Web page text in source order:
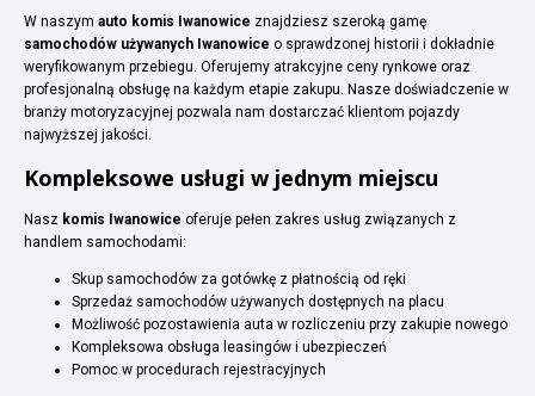
W naszym auto komis Iwanowice znajdziesz szeroką gamę
samochodów używanych Iwanowice o sprawdzonej historii i dokładnie
weryfikowanym przebiegu. Oferujemy atrakcyjne ceny rynkowe oraz
profesjonalną obsługę na każdym etapie zakupu. Nasze doświadczenie w
branży motoryzacyjnej pozwala nam dostarczać klientom pojazdy
najwyższej jakości.
Kompleksowe usługi w jednym miejscu
Nasz komis Iwanowice oferuje pełen zakres usług związanych z
handlem samochodami:
Skup samochodów za gotówkę z płatnością od ręki
Sprzedaż samochodów używanych dostępnych na placu
Możliwość pozostawienia auta w rozliczeniu przy zakupie nowego
Kompleksowa obsługa leasingów i ubezpieczeń
Pomoc w procedurach rejestracyjnych